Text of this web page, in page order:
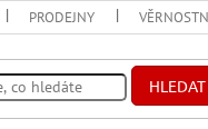
PRODEJNY
HLEDAT